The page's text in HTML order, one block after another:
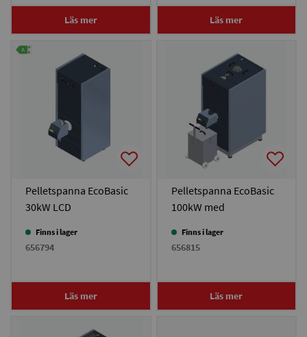
Läs mer Läs mer
Pelletspanna EcoBasic
30kW LCD
Finns i lager
656794
Läs mer
Pelletspanna EcoBasic
100kW med
Finns i lager
656815
Läs mer